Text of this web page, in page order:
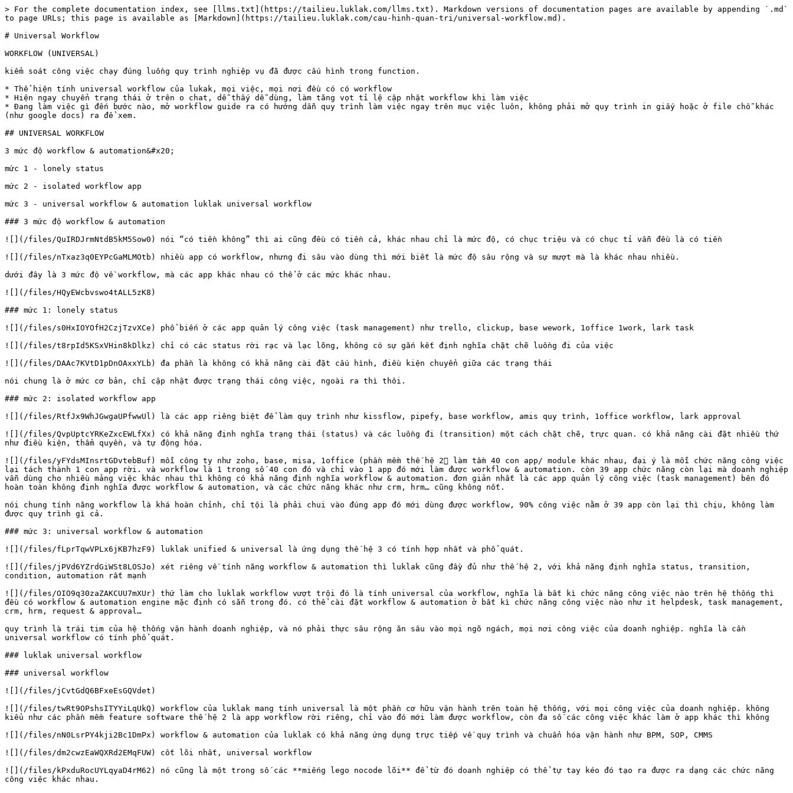
> For the complete documentation index, see [llms.txt](https://tailieu.luklak.com/llms.txt). Markdown versions of documentation pages are available by appending `.md`
to page URLs; this page is available as [Markdown](https://tailieu.luklak.com/cau-hinh-quan-tri/universal-workflow.md).
# Universal Workflow
WORKFLOW (UNIVERSAL)
kiểm soát công việc chạy đúng luồng quy trình nghiệp vụ đã được cấu hình trong function.
* Thể hiện tính universal workflow của lukak, mọi việc, mọi nơi đều có có workflow
* Hiện ngay chuyển trạng thái ở trên o chat, dễ thấy dễ dùng, làm tăng vọt tỉ lệ cập nhật workflow khi làm việc
* Đang làm việc gì đến bước nào, mở workflow guide ra có hướng dẫn quy trình làm việc ngay trên mục việc luôn, không phải mở quy trình in giấy hoặc ở file chỗ khác
(như google docs) ra để xem.
## UNIVERSAL WORKFLOW
3 mức độ workflow & automation&#x20;
mức 1 - lonely status
mức 2 - isolated workflow app
mức 3 - universal workflow & automation luklak universal workflow
### 3 mức độ workflow & automation
![](/files/QuIRDJrmNtdB5kM5Sow0) nói “có tiền khôngˮ thì ai cũng đều có tiền cả, khác nhau chỉ là mức độ, có chục triệu và có chục tỉ vẫn đều là có tiền
![](/files/nTxaz3q0EYPcGaMLMOtb) nhiều app có workflow, nhưng đi sâu vào dùng thì mới biết là mức độ sâu rộng và sự mượt mà là khác nhau nhiều.
dưới đây là 3 mức độ về workflow, mà các app khác nhau có thể ở các mức khác nhau.
![](/files/HQyEWcbvswo4tALL5zK8)
### mức 1: lonely status
![](/files/s0HxIOYOfH2CzjTzvXCe) phổ biến ở các app quản lý công việc (task management) như trello, clickup, base wework, 1office 1work, lark task
![](/files/t8rpId5KSxVHin8kDlkz) chỉ có các status rời rạc và lạc lõng, không có sự gắn kết định nghĩa chặt chẽ luồng đi của việc
![](/files/DAAc7KVtD1pDnOAxxYLb) đa phần là không có khả năng cài đặt cấu hình, điều kiện chuyển giữa các trạng thái
nói chung là ở mức cơ bản, chỉ cập nhật được trạng thái công việc, ngoài ra thì thôi.
### mức 2: isolated workflow app
![](/files/RtfJx9WhJGwgaUPfwwUl) là các app riêng biệt để làm quy trình như kissflow, pipefy, base workflow, amis quy trình, 1office workflow, lark approval
![](/files/QvpUptcYRKeZxcEWLfXx) có khả năng định nghĩa trạng thái (status) và các luồng đi (transition) một cách chặt chẽ, trực quan. có khả năng cài đặt nhiều thứ
như điều kiện, thẩm quyền, và tự động hóa.
![](/files/yFYdsMInsrtGDvtebBuf) mỗi công ty như zoho, base, misa, 1office (phần mềm thế hệ 2 làm tầm 40 con app/ module khác nhau, đại ý là mỗi chức năng công việc
lại tách thành 1 con app rời. và workflow là 1 trong số 40 con đó và chỉ vào 1 app đó mới làm được workflow & automation. còn 39 app chức năng còn lại mà doanh nghiệp
vẫn dùng cho nhiều mảng việc khác nhau thì không có khả năng định nghĩa workflow & automation. đơn giản nhất là các app quản lý công việc (task management) bên đó
hoàn toàn không định nghĩa được workflow & automation, và các chức năng khác như crm, hrm… cũng không nốt.
nói chung tính năng workflow là khá hoàn chỉnh, chỉ tội là phải chui vào đúng app đó mới dùng được workflow, 90% công việc nằm ở 39 app còn lại thì chịu, không làm
được quy trình gì cả.
### mức 3: universal workflow & automation
![](/files/fLprTqwVPLx6jKB7hzF9) luklak unified & universal là ứng dụng thế hệ 3 có tính hợp nhất và phổ quát.
![](/files/jPVd6YZrdGiWSt8LOSJo) xét riêng về tính năng workflow & automation thì luklak cũng đầy đủ như thế hệ 2, với khả năng định nghĩa status, transition,
condition, automation rất mạnh
![](/files/OIO9q30zaZAKCUU7mXUr) thứ làm cho luklak workflow vượt trội đó là tính universal của workflow, nghĩa là bất kì chức năng công việc nào trên hệ thống thì
đều có workflow & automation engine mặc định có sẵn trong đó. có thể cài đặt workflow & automation ở bất kì chức năng công việc nào như it helpdesk, task management,
crm, hrm, request & approval…
quy trình là trái tim của hệ thống vận hành doanh nghiệp, và nó phải thực sâu rộng ăn sâu vào mọi ngõ ngách, mọi nơi công việc của doanh nghiệp. nghĩa là cần
universal workflow có tính phổ quát.
### luklak universal workflow
### universal workflow
![](/files/jCvtGdQ6BFxeEsGQVdet)
![](/files/twRt9OPshsITYYiLqUkQ) workflow của luklak mang tính universal là một phần cơ hữu vận hành trên toàn hệ thống, với mọi công việc của doanh nghiệp. không
kiểu như các phần mềm feature software thế hệ 2 là app workflow rời riêng, chỉ vào đó mới làm được workflow, còn đa số các công việc khác làm ở app khác thì không
![](/files/nN0LsrPY4kji2Bc1DmPx) workflow & automation của luklak có khả năng ứng dụng trực tiếp về quy trình và chuẩn hóa vận hành như BPM, SOP, CMMS
![](/files/dm2cwzEaWQXRd2EMqFUW) cốt lõi nhất, universal workflow
![](/files/kPxduRocUYLqyaD4rM62) nó cũng là một trong số các **miếng lego nocode lõi** để từ đó doanh nghiệp có thể tự tay kéo đó tạo ra được ra dạng các chức năng
công việc khác nhau.